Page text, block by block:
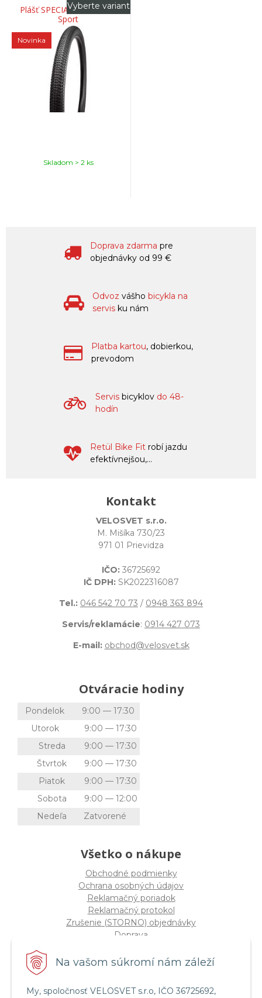
Na vašom súkromí nám záleží
My, spoločnosť VELOSVET s.r.o, IČO 36725692,
Plášť SPECIALIZED Kicker
Sport
Novinka
Vyberte variant
Skladom > 2 ks
Doprava zdarma pre
objednávky od 99 €
Odvoz vášho bicykla na
servis ku nám
Platba kartou, dobierkou,
prevodom
Servis bicyklov do 48-
hodín
Retül Bike Fit robí jazdu
efektívnejšou,...
Kontakt
VELOSVET s.r.o.
M. Mišíka 730/23
971 01 Prievidza
IČO: 36725692
IČ DPH: SK2022316087
Tel.: 046 542 70 73 / 0948 363 894
Servis/reklamácie: 0914 427 073
E-mail: obchod@velosvet.sk
Otváracie hodiny
Pondelok
9:00 — 17:30
Utorok
9:00 — 17:30
Streda
9:00 — 17:30
Štvrtok
9:00 — 17:30
Piatok
9:00 — 17:30
Sobota
9:00 — 12:00
Nedeľa
Zatvorené
Všetko o nákupe
Obchodné podmienky
Ochrana osobných údajov
Reklamačný poriadok
Reklamačný protokol
Zrušenie (STORNO) objednávky
Doprava
Štatút súťaže "Vianoce 2025"
Servis a služby